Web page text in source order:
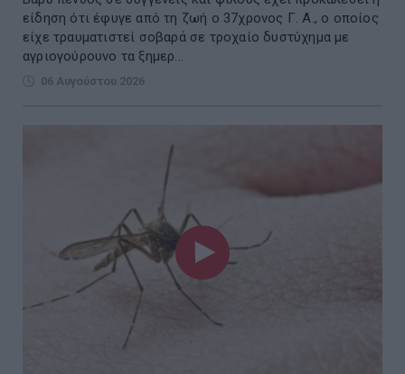
είδηση ότι έφυγε από τη ζωή ο 37χρονος Γ. Α., ο οποίος
είχε τραυματιστεί σοβαρά σε τροχαίο δυστύχημα με
αγριογούρουνο τα ξημερ...
06 Αυγούστου 2026